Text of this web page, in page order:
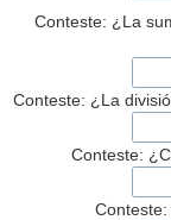
Conteste: ¿La
Conteste: ¿La
Conteste: